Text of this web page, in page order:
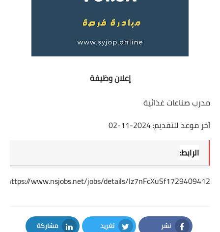
إعلان وظيفة
مدرب صناعات غذائية
آخر موعد للتقديم: 2024-11-02
الرابط:
https://www.nsjobs.net/jobs/details/Iz7nFcXuSf1729409412
نشر تغريد مشاركة